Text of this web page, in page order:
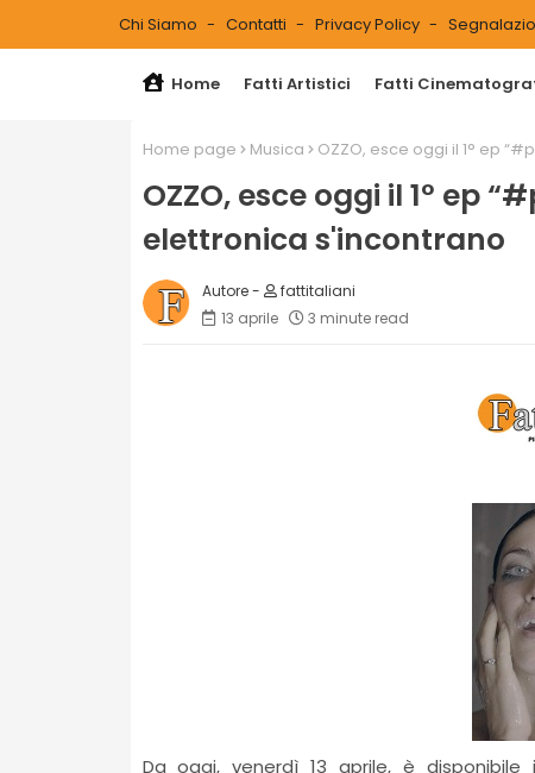
Chi Siamo Contatti Privacy Policy
Home Fatti Artistici Fatti
Home page Musica OZZO, esce oggi il 1° ep
OZZO, esce oggi il 1° ep
elettronica s'incontrano
fattitaliani
13 aprile
3 minute read
Da oggi, venerdì 13 aprile, è